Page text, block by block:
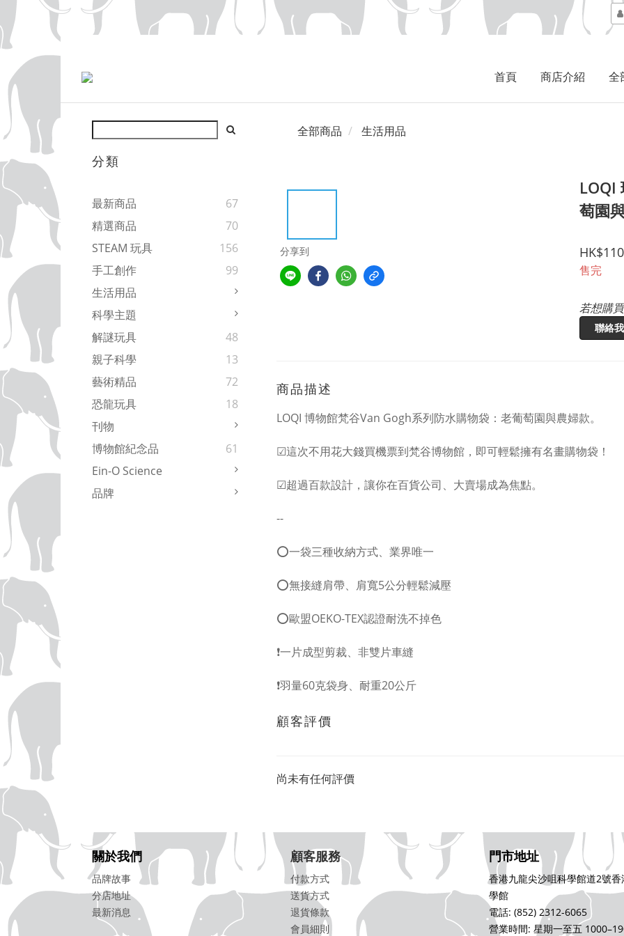
首頁 商店介紹 全
分類
最新商品
67
精選商品
70
STEAM 玩具
156
手工創作
99
生活用品
科學主題
解謎玩具
48
親子科學
13
藝術精品
72
恐龍玩具
18
刊物
博物館紀念品
61
Ein-O Science
品牌
全部商品 生活用品
分享到
LOQI
萄園
售完
若想購
聯絡
商品描述
LOQI 博物館梵谷Van Gogh系列防水購物袋：老葡萄園與農婦款。
☑這次不用花大錢買機票到梵谷博物館，即可輕鬆擁有名畫購物袋！
☑超過百款設計，讓你在百貨公司、大賣場成為焦點。
--
⭕一袋三種收納方式、業界唯一
⭕無接縫肩帶、肩寬5公分輕鬆減壓
⭕歐盟OEKO-TEX認證耐洗不掉色
❗一片成型剪裁、非雙片車縫
❗羽量60克袋身、耐重20公斤
顧客評價
尚未有任何評價
關於我們
品牌故事
分店地址
最新消息
顧客服務
付款方式
送貨方式
退貨條款
會員細則
門市地址
香港九龍尖沙咀科學館道2號香
學館
電話: (852) 2312-6065
營業時間: 星期一至五